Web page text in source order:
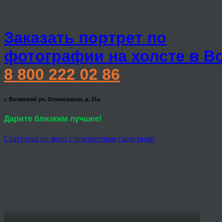
Заказать портрет по
фотографии на холсте в
8 800 222 02 86
г. Волжский ул. Оломоуцкая, д. 31а
Дарите близким лучшее!
Статуэтка по фото с портретным сходством!